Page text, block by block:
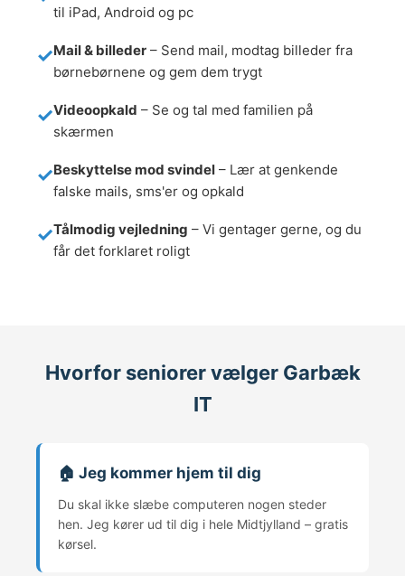
til iPad, Android og pc
Mail & billeder – Send mail, modtag billeder fra
børnebørnene og gem dem trygt
Videoopkald – Se og tal med familien på
skærmen
Beskyttelse mod svindel – Lær at genkende
falske mails, sms'er og opkald
Tålmodig vejledning – Vi gentager gerne, og du
får det forklaret roligt
Hvorfor seniorer vælger Garbæk
IT
🏠 Jeg kommer hjem til dig
Du skal ikke slæbe computeren nogen steder
hen. Jeg kører ud til dig i hele Midtjylland – gratis
kørsel.